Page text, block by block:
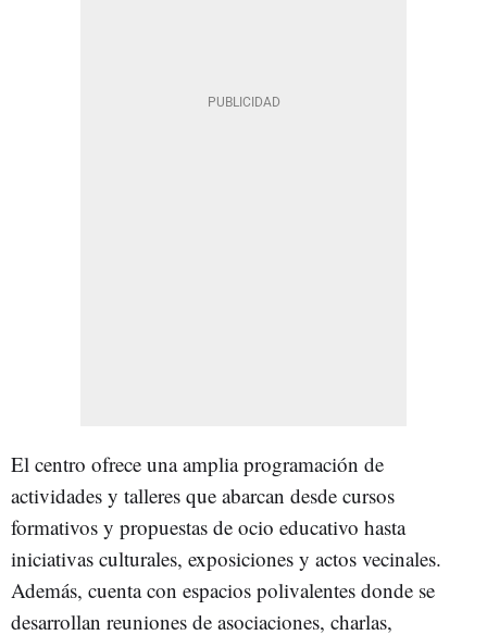
El centro ofrece una amplia programación de
actividades y talleres que abarcan desde cursos
formativos y propuestas de ocio educativo hasta
iniciativas culturales, exposiciones y actos vecinales.
Además, cuenta con espacios polivalentes donde se
desarrollan reuniones de asociaciones, charlas,